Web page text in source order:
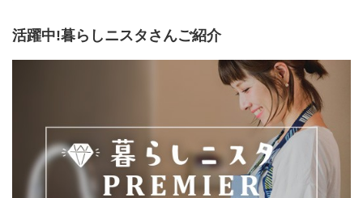
活躍中!暮らしニスタさんご紹介